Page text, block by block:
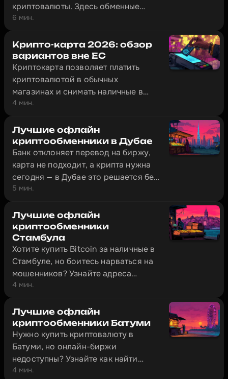
криптовалюты. Здесь обменные
сервисы работают под надзором
получить наличные за USDT в
Тбилиси можно за несколько минут.
6 мин.
Крипто-карта 2026: обзор
вариантов вне ЕС
Криптокарта позволяет платить
криптовалютой в обычных
магазинах и снимать наличные в
банкоматах — в Тбилиси, Алматы,
Обзор четырёх карт, которые
реально работают за пределами ЕС:
Bybit Card, Crypto.com, CoinW и
Volet.
4 мин.
Лучшие офлайн
криптообменники в Дубае
Банк отклоняет перевод на биржу,
карта не подходит, а крипта нужна
сегодня — в Дубае это решается без
лишней бюрократии. В городе
физическими офисами, где
наличные меняют на криптовалюту
за 10–20 минут.
5 мин.
Лучшие офлайн
криптообменники
Стамбула
Хотите купить Bitcoin за наличные в
Стамбуле, но боитесь нарваться на
мошенников? Узнайте адреса
проверенных обменников и как
4 мин.
Лучшие офлайн
криптообменники Батуми
Нужно купить криптовалюту в
Батуми, но онлайн-биржи
недоступны? Узнайте как найти
проверенные офлайн-обменники за
4 мин.